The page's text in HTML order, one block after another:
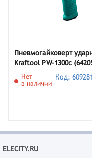
Пневмогайковерт
Kraftool PW-1300c
Нет
в наличии
Код:
ELECITY.RU